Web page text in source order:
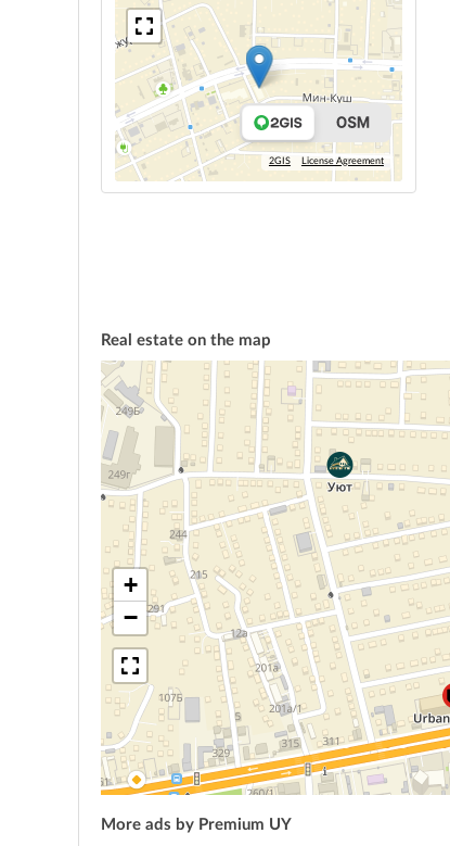
2GIS License Agreement
Real estate on the map
+
−
More ads by Premium UY